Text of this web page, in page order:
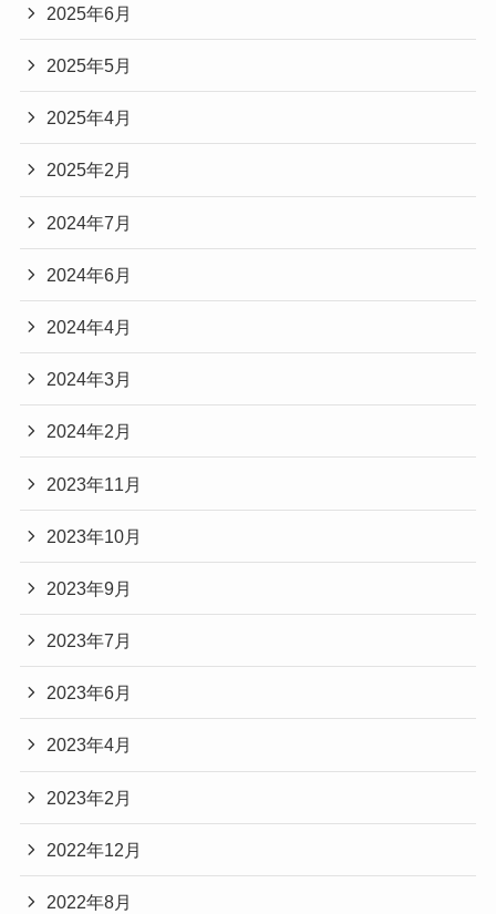
2025年6月
2025年5月
2025年4月
2025年2月
2024年7月
2024年6月
2024年4月
2024年3月
2024年2月
2023年11月
2023年10月
2023年9月
2023年7月
2023年6月
2023年4月
2023年2月
2022年12月
2022年8月